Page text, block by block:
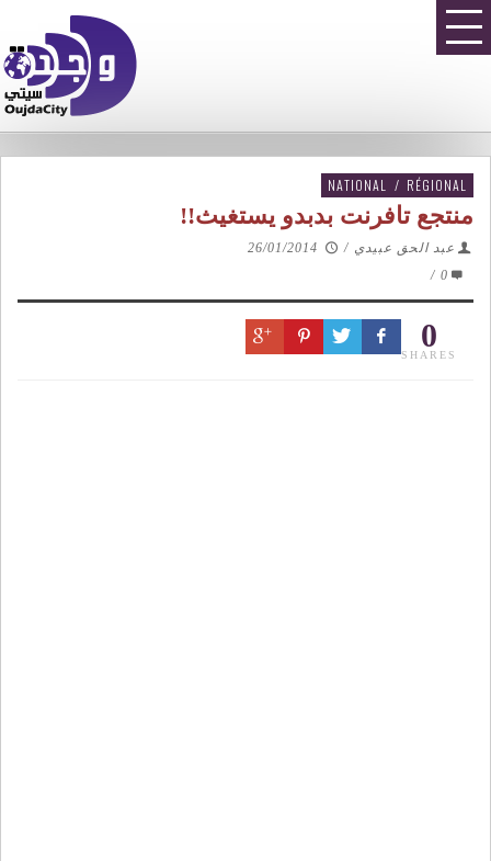
NATIONAL / RÉGIONAL
منتجع تافرنت بدبدو يستغيث!!‎
عبد الحق عبيدي /
26/01/2014
0
/
0
SHARES